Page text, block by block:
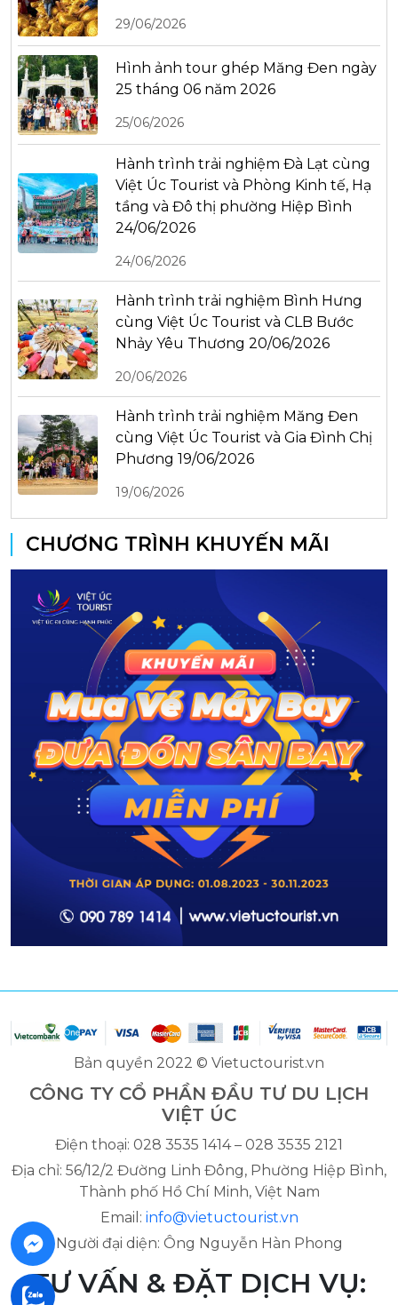
29/06/2026
Hình ảnh tour ghép Măng Đen ngày
25 tháng 06 năm 2026
25/06/2026
Hành trình trải nghiệm Đà Lạt cùng
Việt Úc Tourist và Phòng Kinh tế, Hạ
tầng và Đô thị phường Hiệp Bình
24/06/2026
24/06/2026
Hành trình trải nghiệm Bình Hưng
cùng Việt Úc Tourist và CLB Bước
Nhảy Yêu Thương 20/06/2026
20/06/2026
Hành trình trải nghiệm Măng Đen
cùng Việt Úc Tourist và Gia Đình Chị
Phương 19/06/2026
19/06/2026
CHƯƠNG TRÌNH KHUYẾN MÃI
Bản quyền 2022 © Vietuctourist.vn
CÔNG TY CỔ PHẦN ĐẦU TƯ DU LỊCH
VIỆT ÚC
Điện thoại: 028 3535 1414 – 028 3535 2121
Địa chỉ: 56/12/2 Đường Linh Đông, Phường Hiệp Bình,
Thành phố Hồ Chí Minh, Việt Nam
Email: info@vietuctourist.vn
Người đại diện: Ông Nguyễn Hàn Phong
TƯ VẤN & ĐẶT DỊCH VỤ: